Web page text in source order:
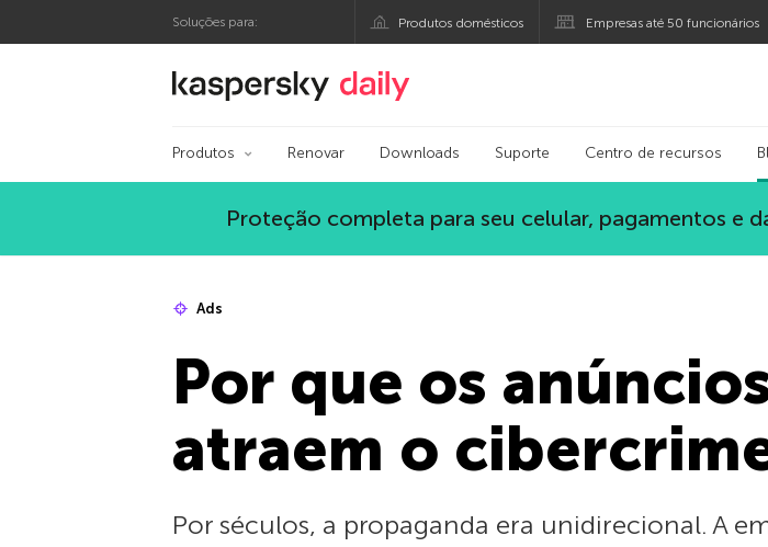
Soluções para: Produtos domésticos Empresas até 50 funcionários
Blog oficial da Kaspersky
Produtos Renovar Downloads Suporte Centro de recursos
Proteção completa para seu celular, pagamentos e
Ads
Por que os
atraem o
Por séculos, a propaganda era unidirecional. A